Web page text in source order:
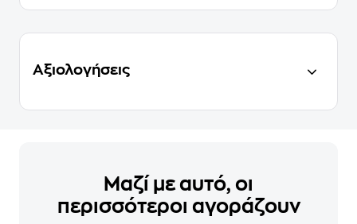
Αξιολογήσεις
Μαζί με αυτό, οι
περισσότεροι αγοράζουν